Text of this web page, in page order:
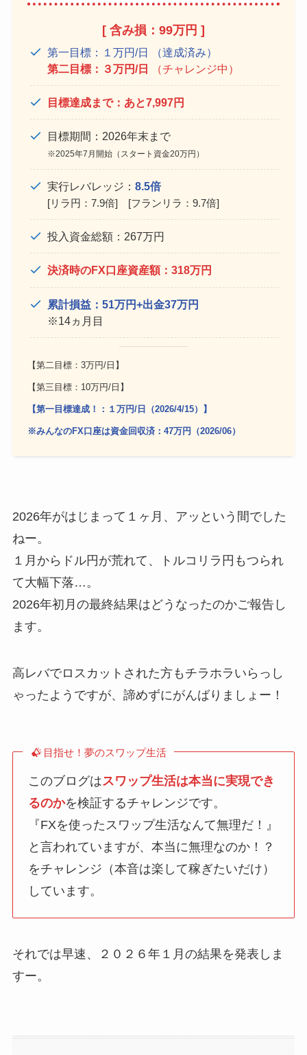
[ 含み損：99万円 ]
第一目標：１万円/日 （達成済み）
第二目標：３万円/日
（チャレンジ中）
目標達成まで：あと7,997円
目標期間：2026年末まで
※2025年7月開始（スタート資金20万円）
実行レバレッジ： 8.5倍
[リラ円：7.9倍] [フランリラ：9.7倍]
投入資金総額：267万円
決済時のFX口座資産額：318万円
累計損益：51万円+出金37万円
※14ヵ月目
【第二目標：3万円/日】
【第三目標：10万円/日】
【第一目標達成！：１万円/日（2026/4/15）】
※みんなのFX口座は資金回収済：47万円（2026/06）
2026年がはじまって１ヶ月、アッという間でした
ねー。
１月からドル円が荒れて、トルコリラ円もつられ
て大幅下落…。
2026年初月の最終結果はどうなったのかご報告し
ます。
高レバでロスカットされた方もチラホラいらっし
ゃったようですが、諦めずにがんばりましょー！
目指せ！夢のスワップ生活
このブログはスワップ生活は本当に実現でき
るのかを検証するチャレンジです。
『FXを使ったスワップ生活なんて無理だ！』
と言われていますが、本当に無理なのか！？
をチャレンジ（本音は楽して稼ぎたいだけ）
しています。
それでは早速、２０２６年１月の結果を発表しま
すー。